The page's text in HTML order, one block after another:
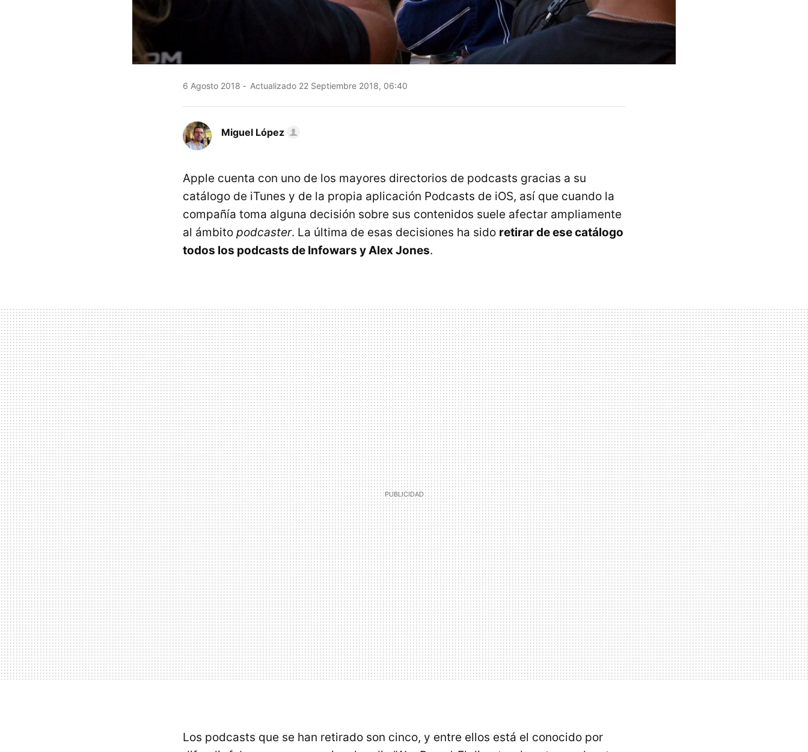
6 Agosto 2018 Actualizado 22 Septiembre 2018, 06:40
Miguel López
Apple cuenta con uno de los mayores directorios de podcasts gracias a su
catálogo de iTunes y de la propia aplicación Podcasts de iOS, así que cuando la
compañía toma alguna decisión sobre sus contenidos suele afectar ampliamente
al ámbito podcaster. La última de esas decisiones ha sido retirar de ese catálogo
todos los podcasts de Infowars y Alex Jones.
Los podcasts que se han retirado son cinco, y entre ellos está el conocido por